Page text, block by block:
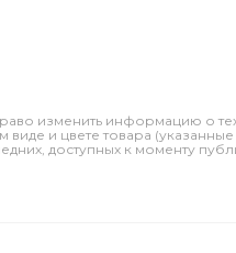
изменить информацию о
и цвете товара
доступных к моменту